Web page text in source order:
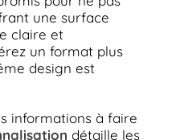
une surface
claire et
un format plus
design est
informations à faire
détaille les